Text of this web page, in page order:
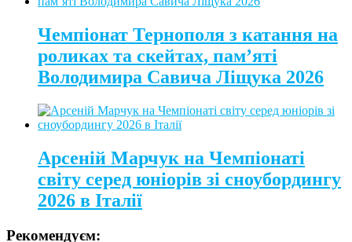
Чемпіонат Тернополя з катання на
роликах та скейтах, пам’яті
Володимира Савича Ліщука 2026
Арсеній Марчук на Чемпіонаті
світу серед юніорів зі сноубордингу
2026 в Італії
Рекомендуєм: